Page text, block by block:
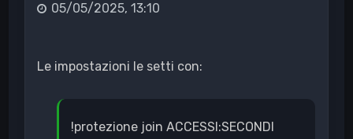
05/05/2025, 13:10
Le impostazioni le setti con:
!protezione join ACCESSI:SECONDI